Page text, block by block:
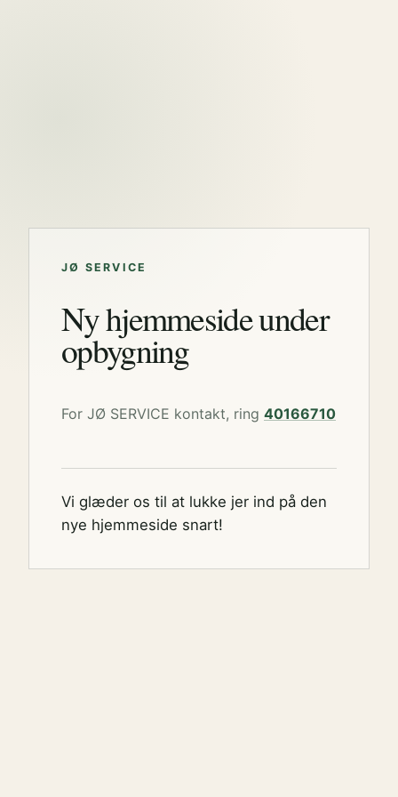
JØ SERVICE
Ny hjemmeside under
opbygning
For JØ SERVICE kontakt, ring 40166710
Vi glæder os til at lukke jer ind på den
nye hjemmeside snart!